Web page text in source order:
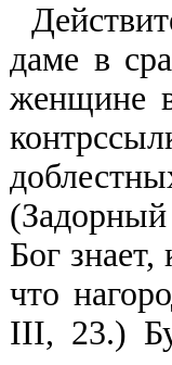
даме в
женщине
Бог
что
III, 23.)